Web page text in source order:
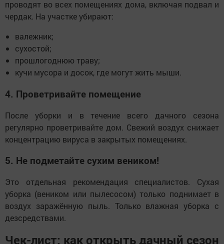
проводят во всех помещениях дома, включая подвал и
чердак. На участке убирают:
валежник;
сухостой;
прошлогоднюю траву;
кучи мусора и досок, где могут жить мыши.
4. Проветривайте помещение
После уборки и в течение всего дачного сезона
регулярно проветривайте дом. Свежий воздух снижает
концентрацию вируса в закрытых помещениях.
5. Не подметайте сухим веником!
Это отдельная рекомендация специалистов. Сухая
уборка (веником или пылесосом) только поднимает в
воздух заражённую пыль. Только влажная уборка с
дезсредствами.
Чек-лист: как открыть дачный сезон